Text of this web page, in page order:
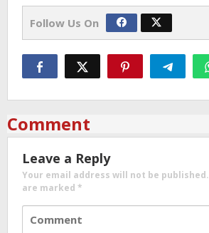
Follow Us On
Comment
Leave a Reply
Your email address will not be published.
are marked *